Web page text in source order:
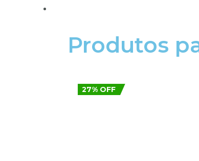
Produtos
27% OFF